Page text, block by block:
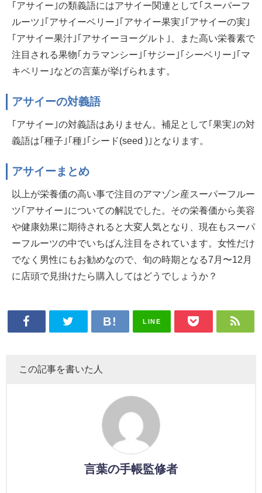
｢アサイー｣の類義語にはアサイー関連として｢スーパーフ
ルーツ｣｢アサイーベリー｣｢アサイー果実｣｢アサイーの実｣
｢アサイー果汁｣｢アサイーヨーグルト｣、また高い栄養素で
注目される果物｢カラマンシー｣｢サジー｣｢シーベリー｣｢マ
キベリー｣などの言葉が挙げられます。
アサイーの対義語
｢アサイー｣の対義語はありません。補足として｢果実｣の対
義語は｢種子｣｢種｣｢シード(seed )｣となります。
アサイーまとめ
以上が栄養価の高い事で注目のアマゾン産スーパーフルー
ツ｢アサイー｣についての解説でした。その栄養価から美容
や健康効果に期待されると大変人気となり、現在もスーパ
ーフルーツの中でいちばん注目をされています。女性だけ
でなく男性にもお勧めなので、旬の時期となる7月〜12月
に店頭で見掛けたら購入してはどうでしょうか？
LINE
この記事を書いた人
言葉の手帳監修者